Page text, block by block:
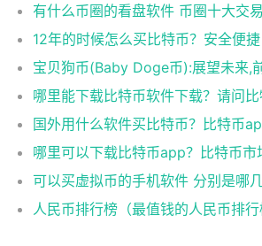
有什么币圈的看盘软件 币圈十大交
宝贝狗币(Baby Doge币):展望未来,
国外用什么软件买比特币？比特币
哪里可以下载比特币app？比特币市
可以买虚拟币的手机软件 分别是哪
人民币排行榜（最值钱的人民币排